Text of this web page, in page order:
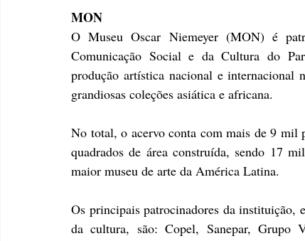
MON
O Museu Oscar Niemeyer (MON) é
Comunicação Social e da Cultura do
produção artística nacional e internacional
grandiosas coleções asiática e africana.
No total, o acervo conta com mais de 9 mil
quadrados de área construída, sendo 17
maior museu de arte da América Latina.
Os principais patrocinadores da instituição,
da cultura, são: Copel, Sanepar,